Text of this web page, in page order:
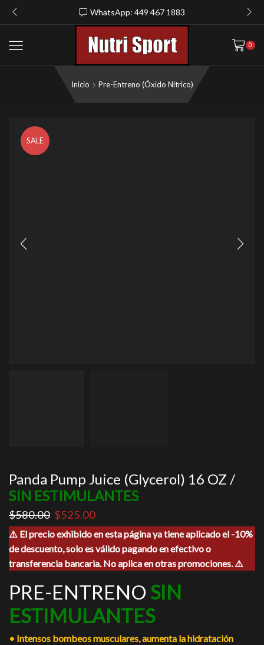
WhatsApp: 449 467 1883
0
Inicio Pre-Entreno (Óxido Nítrico)
SALE
Panda Pump Juice (Glycerol) 16 OZ /
SIN ESTIMULANTES
$580.00 El
precio
original
era:
$580.00.
$525.00El
precio
actual
es:
$525.00.
⚠️ El precio exhibido en esta página ya tiene aplicado el -10%
de descuento, solo es válido pagando en efectivo o
transferencia bancaria. No aplica en otras promociones. ⚠️
PRE-ENTRENO SIN
ESTIMULANTES
• Intensos bombeos musculares, aumenta la hidratación